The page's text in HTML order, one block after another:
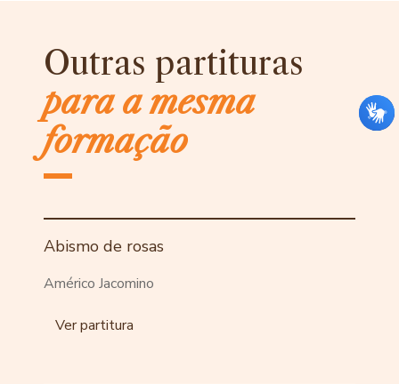
Outras partituras
para a mesma
formação
Abismo de rosas
Américo Jacomino
Ver partitura